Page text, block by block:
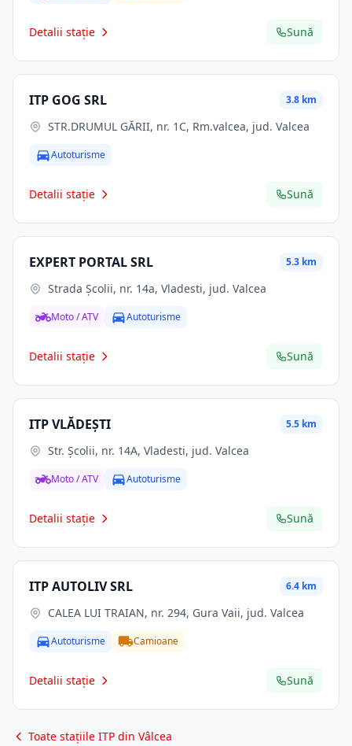
Detalii stație Sună
ITP GOG SRL 3.8 km
STR.DRUMUL GĂRII, nr. 1C, Rm.valcea, jud. Valcea
Autoturisme
Detalii stație Sună
EXPERT PORTAL SRL 5.3 km
Strada Școlii, nr. 14a, Vladesti, jud. Valcea
Moto / ATV Autoturisme
Detalii stație Sună
ITP VLĂDEŞTI 5.5 km
Str. Şcolii, nr. 14A, Vladesti, jud. Valcea
Moto / ATV Autoturisme
Detalii stație Sună
ITP AUTOLIV SRL 6.4 km
CALEA LUI TRAIAN, nr. 294, Gura Vaii, jud. Valcea
Autoturisme Camioane
Detalii stație Sună
Toate stațiile ITP din Vâlcea